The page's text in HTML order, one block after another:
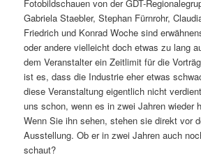
Fotobildschauen von der GDT-
Gabriela Staebler, Stephan Fürnrohr,
Friedrich und Konrad Woche sind
oder andere vielleicht doch etwas zu lang
dem Veranstalter ein Zeitlimit für die
ist es, dass die Industrie eher etwas
diese Veranstaltung eigentlich nicht
uns schon, wenn es in zwei Jahren wieder
Wenn Sie ihn sehen, stehen sie direkt vor
Ausstellung. Ob er in zwei Jahren auch
schaut?